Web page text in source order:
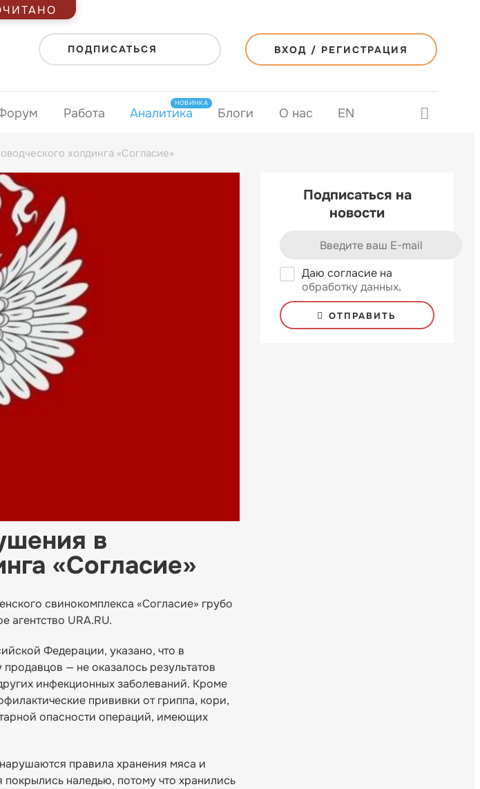
ПОДПИСАТЬСЯ ВХОД / РЕГИСТРАЦИЯ
Работа Аналитика
НОВИНКА
Блоги О нас EN
холдинга «Согласие»
в
«Согласие»
свинокомплекса «Согласие» грубо
URA.RU.
Федерации, указано, что в
— не оказалось результатов
инфекционных заболеваний. Кроме
прививки от гриппа, кори,
опасности операций, имеющих
правила хранения мяса и
покрылись наледью, потому что хранились
Подписаться на
новости
Даю согласие на
обработку данных.
ОТПРАВИТЬ